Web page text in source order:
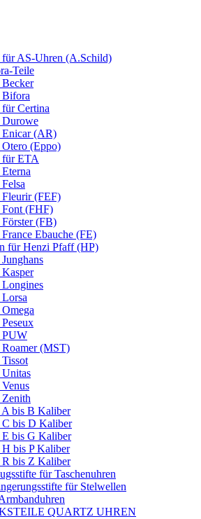
für AS-Uhren (A.Schild)
Teile
Bifora
Certina
Durowe
Enicar (AR)
Otero (Eppo)
für ETA
Fleurir (FEF)
Font (FHF)
(FB)
Ebauche (FE)
für Henzi Pfaff (HP)
Longines
PUW
Roamer (MST)
A bis B Kaliber
C bis D Kaliber
E bis G Kaliber
H bis P Kaliber
R bis Z Kaliber
für Taschenuhren
für Stelwellen
QUARTZ UHREN